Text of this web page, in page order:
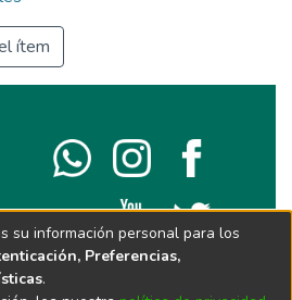
ítem
su información personal para los
Preferencias,
.